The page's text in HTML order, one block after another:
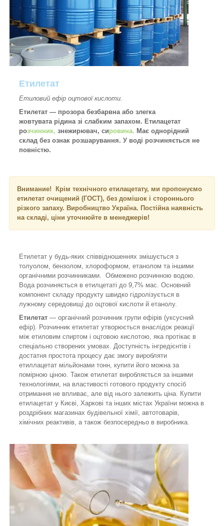
Етилетат
Етиловий ефір оцтової кислоти.
Етилетат — прозора безбарвна або злегка
жовтувата рідина зі слабким запахом. Етилацетат
розчинник, знежирювач, сировина. Має однорідний
склад без ознак розшарування. У воді розчиняється не
повністю.
Внимание! Крім технічного етилацетату, ми пропонуємо
етилетат очищений (ГОСТ), без домішок і стороннього
різкого запаху. Виробництво Україна. Постійна наявність
на складі, ціни уточнюйте в менеджерів!
Етилетат у будь-яких співвідношеннях змішується з
толуолом, бензолом, хлороформом, етанолом та іншими
органічними розчинниками. Обмежено розчинною водою.
Вода розчиняється в етилцетаті до 9,7% мас. Основний
компонент складу продукту швидко гідролізується в
лужному середовищі до оцтової кислоти й етанолу.
Етилетат — органічний розчинник групи ефірів (уксусний
ефір). Розчинник етилетат утворюється внаслідок реакції
між етиловим спиртом і оцтовою кислотою, яка протікає в
спеціально створених умовах. Доступність інгредієнтів і
достатня простота процесу дає змогу виробляти
етиллацетат мільйонами тонн, купити його можна за
помірною ціною. Також етилетат виробляється за іншими
технологіями, на властивості готового продукту спосіб
отримання не впливає, але від нього залежить ціна. Купити
етилацетат у Києві, Харкові та інших містах України можна в
роздрібних магазинах будівельної хімії, автотоварів,
хімічних реактивів, а також безпосередньо в виробника.